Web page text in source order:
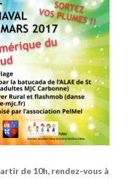
de 10h, rendez-vous à